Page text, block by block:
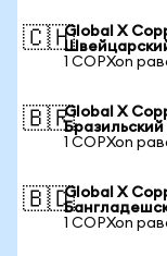
🇨🇭Global X
1 COPXon
🇧🇷Global X
1 COPXon
🇧🇩Global X
1 COPXon